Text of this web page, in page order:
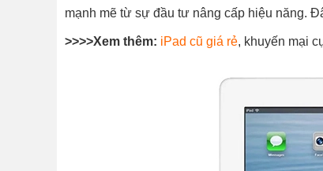
mạnh mẽ từ sự đầu tư nâng cấp hiệu năng.
>>>>Xem thêm: iPad cũ giá rẻ, khuyến mại